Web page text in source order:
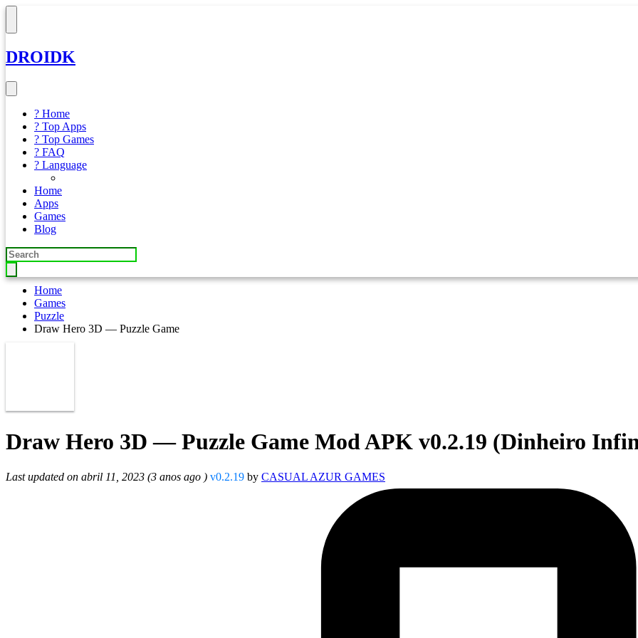
DROIDK
? Home
? Top Apps
? Top Games
? FAQ
? Language
Home
Apps
Games
Blog
Home
Games
Puzzle
Draw Hero 3D — Puzzle Game
Draw Hero 3D — Puzzle Game Mod APK v0.2.19 (Dinheiro
Last updated on abril 11, 2023 (3 anos ago ) v0.2.19 by CASUAL AZUR GAMES